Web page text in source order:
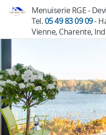
Menuiserie RGE -
Tel.05 49 83 09 09-
Vienne, Charente,